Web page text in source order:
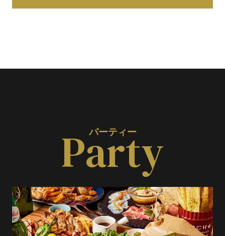
パーティー
Party